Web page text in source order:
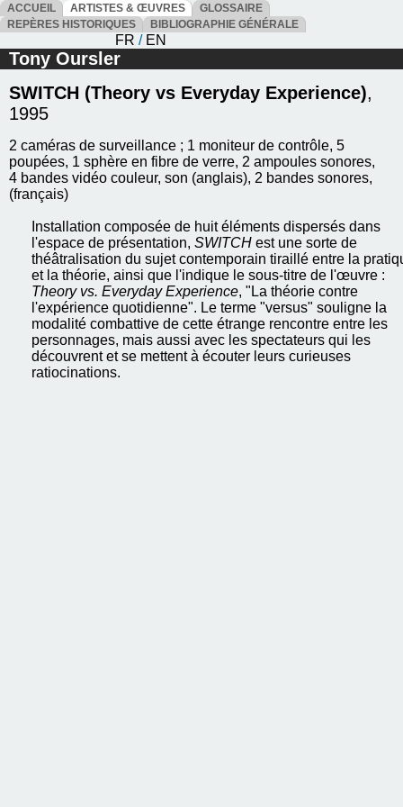
ACCUEIL ARTISTES & ŒUVRES
GLOSSAIRE
REPÈRES HISTORIQUES
BIBLIOGRAPHIE GÉNÉRALE
FR / EN
Tony Oursler